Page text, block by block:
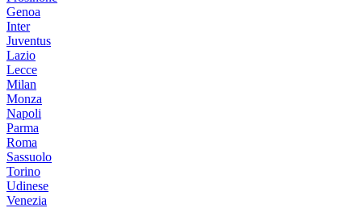
Genoa
Inter
Juventus
Lazio
Lecce
Milan
Monza
Napoli
Parma
Roma
Sassuolo
Torino
Udinese
Venezia